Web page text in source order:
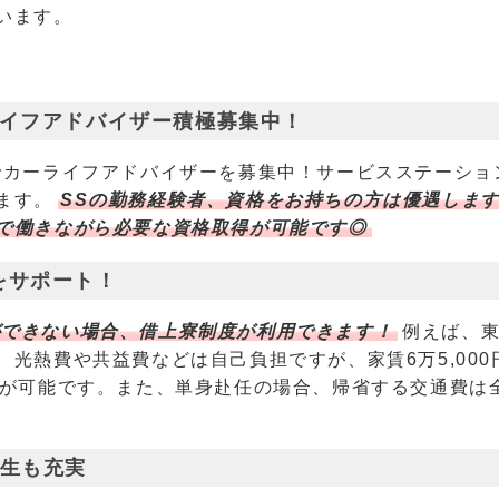
ます。
アドバイザー積極募集中！
ーライフアドバイザーを募集中！サービスステーシ
す。
SSの勤務経験者、資格をお持ちの方は優遇しま
働きながら必要な資格取得が可能です◎
ポート！
きない場合、借上寮制度が利用できます！ 例えば、
光熱費や共益費などは自己負担ですが、家賃6万
可能です。また、単身赴任の場合、帰省する交通費は
も充実